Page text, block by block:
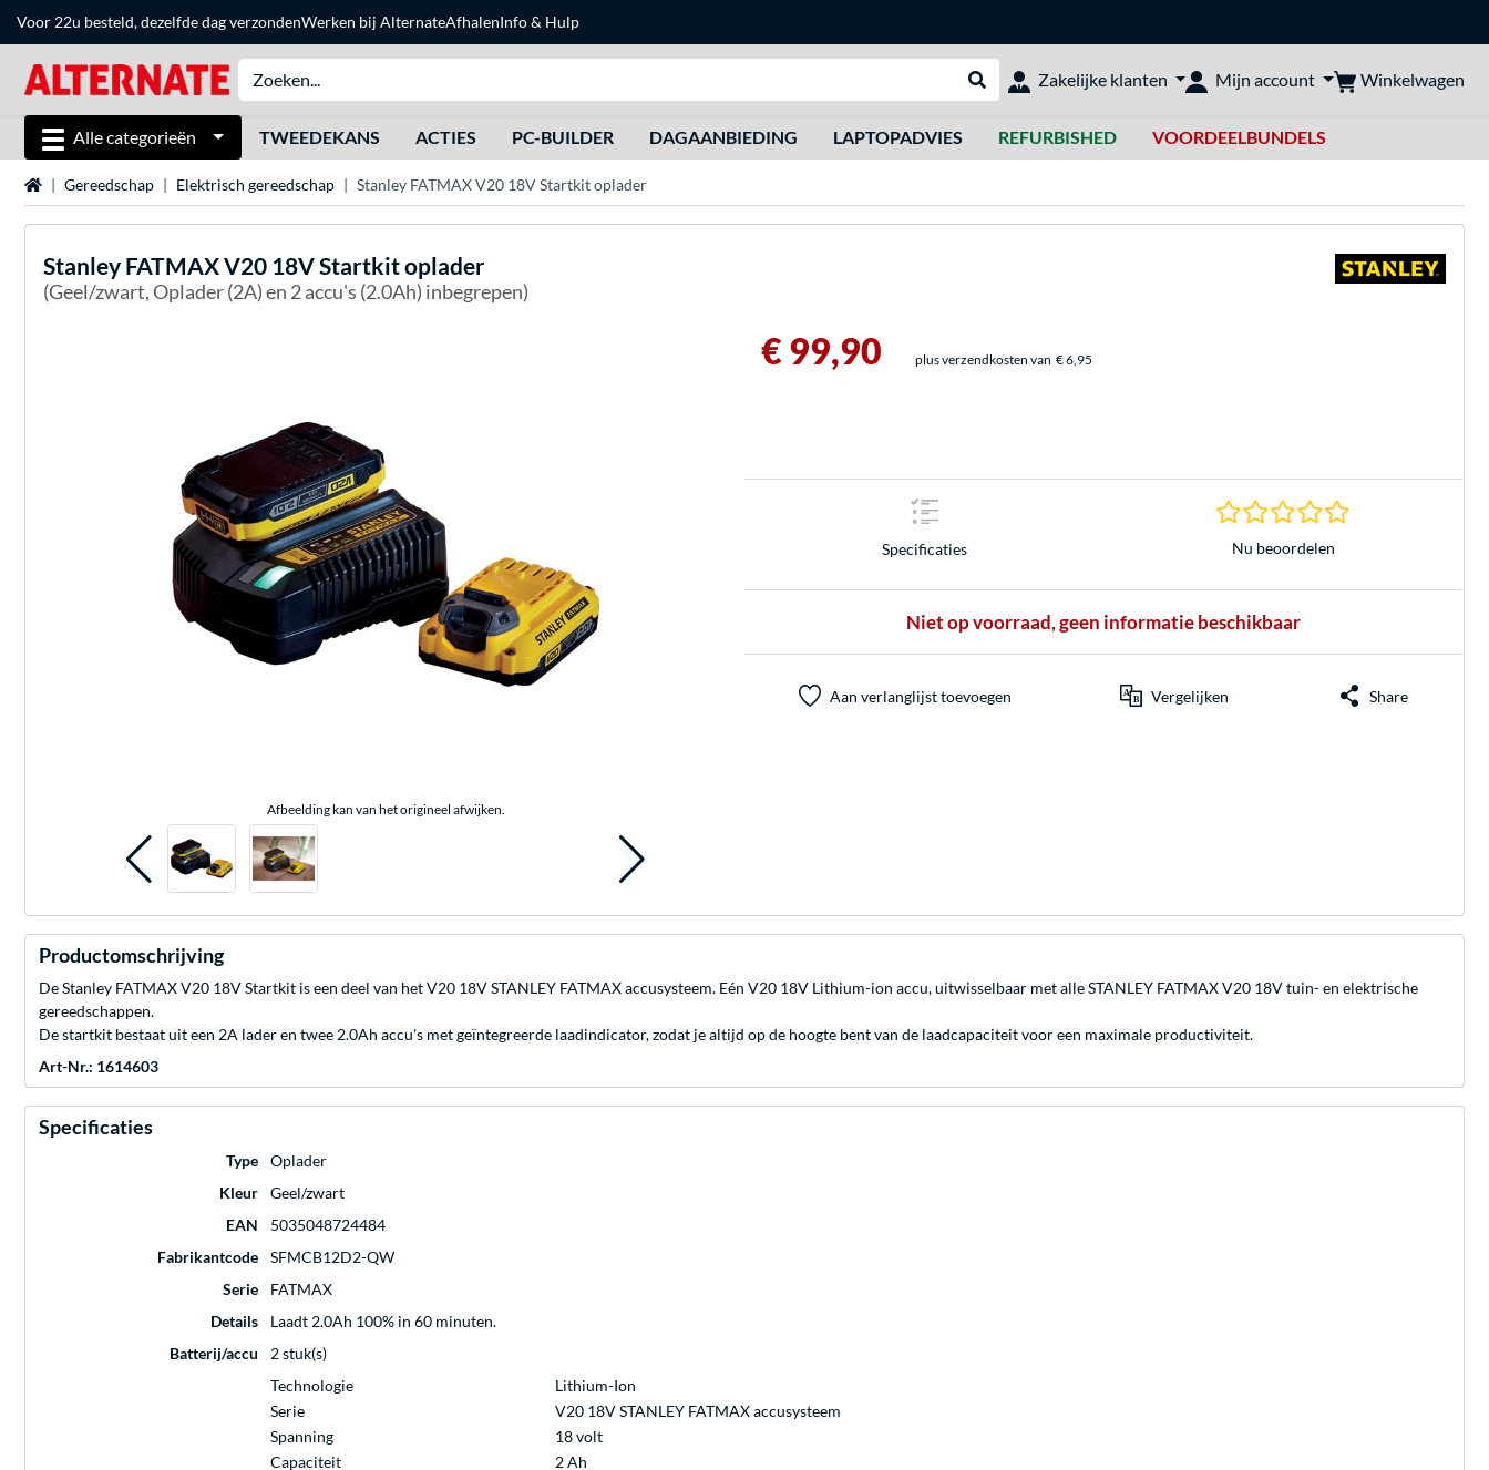
Voor 22u besteld, dezelfde dag verzondenWerken bij AlternateAfhalenInfo & Hulp
Webshop doorzoeken
Zakelijke klanten Mijn account Winkelwagen
Alle categorieën TWEEDEKANS ACTIES PC-BUILDER DAGAANBIEDING LAPTOPADVIES REFURBISHED VOORDEELBUNDELS
HomeGereedschap Elektrisch gereedschap Stanley FATMAX V20 18V Startkit oplader
Stanley FATMAX V20 18V Startkit oplader
(Geel/zwart, Oplader (2A) en 2 accu's (2.0Ah) inbegrepen)
Afbeelding kan van het origineel afwijken.
€ 99,90 plus verzendkosten van € 6,95
Specificaties
0.0 sterren
Nu beoordelen
Niet op voorraad, geen informatie beschikbaar
Aan verlanglijst toevoegen Vergelijken Share
Productomschrijving
De Stanley FATMAX V20 18V Startkit is een deel van het V20 18V STANLEY FATMAX accusysteem. Eén V20 18V Lithium-ion accu, uitwisselbaar met alle STANLEY FATMAX V20 18V tuin- en elektrische
gereedschappen.
De startkit bestaat uit een 2A lader en twee 2.0Ah accu's met geïntegreerde laadindicator, zodat je altijd op de hoogte bent van de laadcapaciteit voor een maximale productiviteit.
Art-Nr.: 1614603
Specificaties
Type
Oplader
Kleur
Geel/zwart
EAN
5035048724484
Fabrikantcode
SFMCB12D2-QW
Serie
FATMAX
Details
Laadt 2.0Ah 100% in 60 minuten.
Batterij/accu
2 stuk(s)
Technologie
Lithium-Ion
Serie
V20 18V STANLEY FATMAX accusysteem
Spanning
18 volt
Capaciteit
2 Ah